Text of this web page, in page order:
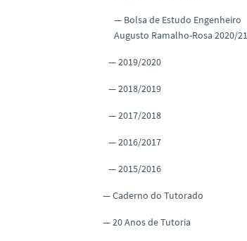
Bolsa de Estudo Engenheiro
Augusto Ramalho-Rosa 2020/21
2019/2020
2018/2019
2017/2018
2016/2017
2015/2016
Caderno do Tutorado
20 Anos de Tutoria